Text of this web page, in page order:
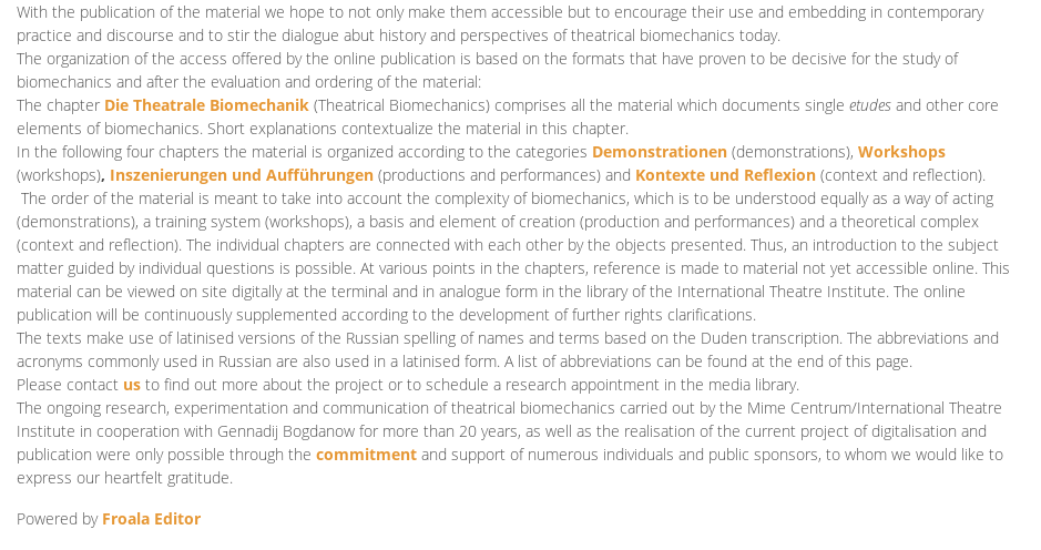
With the publication of the material we hope to not only make them accessible but to encourage their use and embedding in contemporary
practice and discourse and to stir the dialogue abut history and perspectives of theatrical biomechanics today.
The organization of the access offered by the online publication is based on the formats that have proven to be decisive for the study of
biomechanics and after the evaluation and ordering of the material:
The chapter Die Theatrale Biomechanik (Theatrical Biomechanics) comprises all the material which documents single etudes and other core
elements of biomechanics. Short explanations contextualize the material in this chapter.
In the following four chapters the material is organized according to the categories Demonstrationen (demonstrations), Workshops
(workshops), Inszenierungen und Aufführungen (productions and performances) and Kontexte und Reflexion (context and reflection).
The order of the material is meant to take into account the complexity of biomechanics, which is to be understood equally as a way of acting
(demonstrations), a training system (workshops), a basis and element of creation (production and performances) and a theoretical complex
(context and reflection). The individual chapters are connected with each other by the objects presented. Thus, an introduction to the subject
matter guided by individual questions is possible. At various points in the chapters, reference is made to material not yet accessible online. This
material can be viewed on site digitally at the terminal and in analogue form in the library of the International Theatre Institute. The online
publication will be continuously supplemented according to the development of further rights clarifications.
The texts make use of latinised versions of the Russian spelling of names and terms based on the Duden transcription. The abbreviations and
acronyms commonly used in Russian are also used in a latinised form. A list of abbreviations can be found at the end of this page.
Please contact us to find out more about the project or to schedule a research appointment in the media library.
The ongoing research, experimentation and communication of theatrical biomechanics carried out by the Mime Centrum/International Theatre
Institute in cooperation with Gennadij Bogdanow for more than 20 years, as well as the realisation of the current project of digitalisation and
publication were only possible through the commitment and support of numerous individuals and public sponsors, to whom we would like to
express our heartfelt gratitude.
Powered by Froala Editor